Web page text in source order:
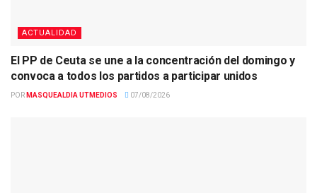
ACTUALIDAD
El PP de Ceuta se une a la concentración del domingo y
convoca a todos los partidos a participar unidos
POR MASQUEALDIA UTMEDIOS 07/08/2026